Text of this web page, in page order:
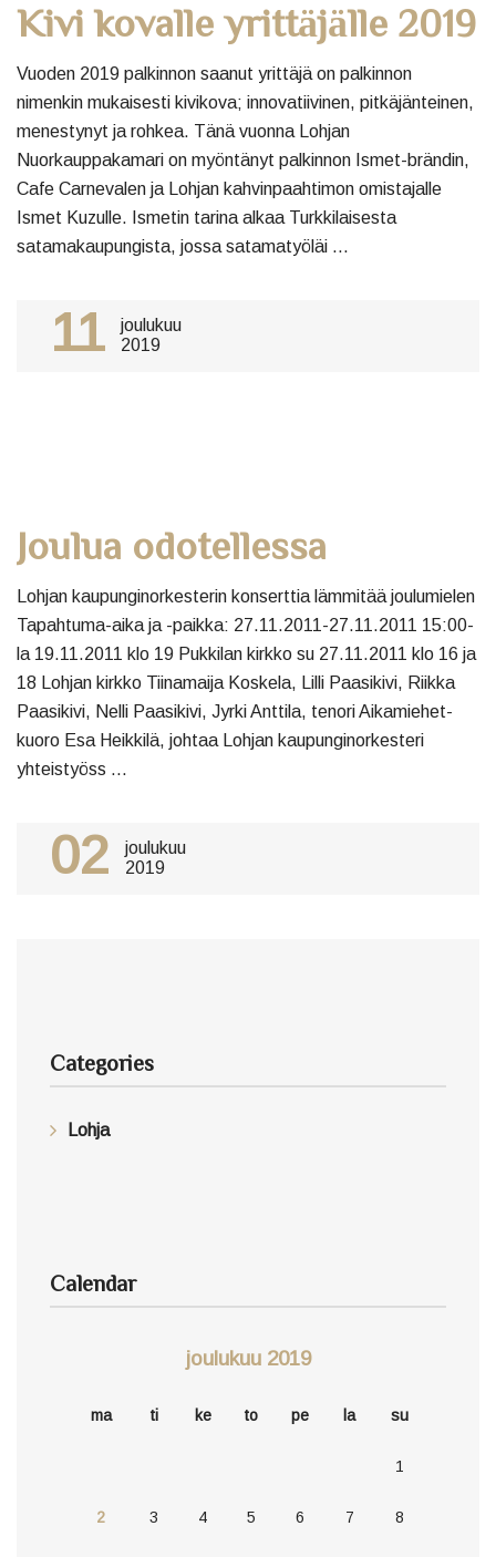
Kivi kovalle yrittäjälle 2019
Vuoden 2019 palkinnon saanut yrittäjä on palkinnon
nimenkin mukaisesti kivikova; innovatiivinen, pitkäjänteinen,
menestynyt ja rohkea. Tänä vuonna Lohjan
Nuorkauppakamari on myöntänyt palkinnon Ismet-brändin,
Cafe Carnevalen ja Lohjan kahvinpaahtimon omistajalle
Ismet Kuzulle. Ismetin tarina alkaa Turkkilaisesta
satamakaupungista, jossa satamatyöläi ...
11
joulukuu
2019
Joulua odotellessa
Lohjan kaupunginorkesterin konserttia lämmitää joulumielen
Tapahtuma-aika ja -paikka: 27.11.2011-27.11.2011 15:00-
la 19.11.2011 klo 19 Pukkilan kirkko su 27.11.2011 klo 16 ja
18 Lohjan kirkko Tiinamaija Koskela, Lilli Paasikivi, Riikka
Paasikivi, Nelli Paasikivi, Jyrki Anttila, tenori Aikamiehet-
kuoro Esa Heikkilä, johtaa Lohjan kaupunginorkesteri
yhteistyöss ...
02
joulukuu
2019
Categories
Lohja
Calendar
joulukuu 2019
ma ti ke to pe la su
1
2 3 4 5 6 7 8